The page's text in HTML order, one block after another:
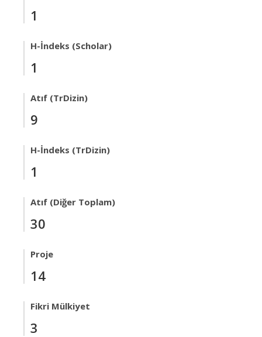
1
H-İndeks (Scholar)
1
Atıf (TrDizin)
9
H-İndeks (TrDizin)
1
Atıf (Diğer Toplam)
30
Proje
14
Fikri Mülkiyet
3